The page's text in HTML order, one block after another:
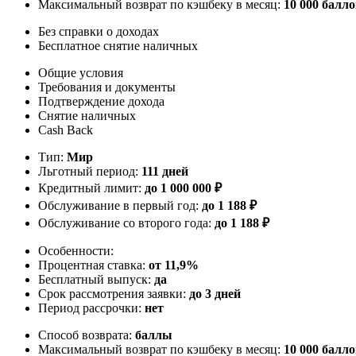
Максимальный возврат по кэшбеку в месяц: 10 000
Без справки о доходах
Бесплатное снятие наличных
Общие условия
Требования и документы
Подтверждение дохода
Снятие наличных
Cash Back
Тип: Мир
Льготный период: 111 дней
Кредитный лимит: до 1 000 000 ₽
Обслуживание в первый год: до 1 188 ₽
Обслуживание со второго года: до 1 188 ₽
Особенности:
Процентная ставка: от 11,9%
Бесплатный выпуск: да
Срок рассмотрения заявки: до 3 дней
Период рассрочки: нет
Способ возврата: баллы
Максимальный возврат по кэшбеку в месяц: 10 000